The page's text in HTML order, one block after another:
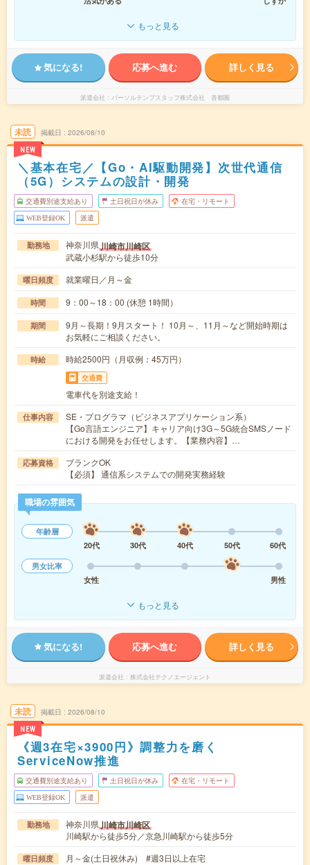
もっと見る
気になる! 応募へ進む 詳しく見る
派遣会社 パーソルテンプスタッフ株式会社 首都圏
未読
NEW
掲載日 2026/08/10
＼基本在宅／【Go・AI駆動開発】次世代通信
（5G）システムの設計・開発
交通費別途支給あり 土日祝日が休み 在宅・リモート
WEB登録OK 派遣
勤務地 神奈川県川崎市川崎区
武蔵小杉駅から徒歩10分
曜日頻度 就業曜日／月～金
時間 9：00～18：00 (休憩 1時間）
期間
9月～長期！9月スタート！ 10月～、11月～など開始時期は
お気軽にご相談ください。
時給 時給2500円（月収例：45万円）
交通費
電車代を別途支給！
仕事内容
SE・プログラマ（ビジネスアプリケーション系）
【Go言語エンジニア】キャリア向け3G～5G統合SMSノード
における開発をお任せします。【業務内容】…
応募資格
ブランクOK
【必須】 通信系システムでの開発実務経験
職場の雰囲気
年齢層
20代
30代 40代 50代
60代
男女比率
女性
男性
もっと見る
気になる! 応募へ進む 詳しく見る
派遣会社 株式会社テクノエージェント
未読
NEW
掲載日 2026/08/10
《週3在宅×3900円》調整力を磨く
ServiceNow推進
交通費別途支給あり 土日祝日が休み 在宅・リモート
WEB登録OK 派遣
勤務地 神奈川県川崎市川崎区
川崎駅から徒歩5分／京急川崎駅から徒歩5分
曜日頻度 月～金(土日祝休み) #週3日以上在宅